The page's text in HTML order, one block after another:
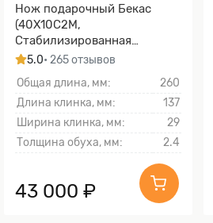
Нож подарочный Бекас
(40Х10С2М,
Стабилизированная
карельская береза, Литьё,
тыльника)
5.0• 265 отзывов
Общая длина, мм:
260
Длина клинка, мм:
137
Ширина клинка, мм:
29
Толщина обуха, мм:
2.4
43 000 ₽